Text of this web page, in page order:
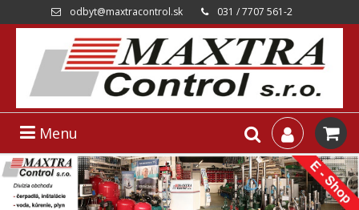
odbyt@maxtracontrol.sk 031 / 7707 561-2
Menu